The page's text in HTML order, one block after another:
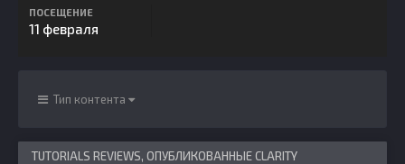
ПОСЕЩЕНИЕ
11 февраля
Тип контента
TUTORIALS REVIEWS, ОПУБЛИКОВАННЫЕ CLARITY